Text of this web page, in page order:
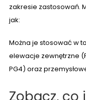
zakresie zastosowań.
jak:
Można je stosować w
elewacje zewnętrzne
PG4) oraz
Zobacz, co